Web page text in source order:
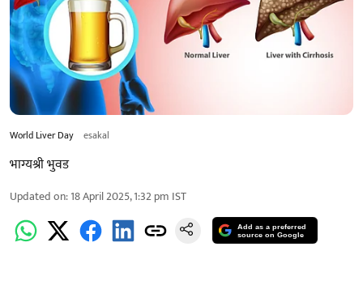
World Liver Day esakal
भाग्यश्री भुवड
Updated on:18 April 2025, 1:32 pm IST
Add as a preferred
source on Google